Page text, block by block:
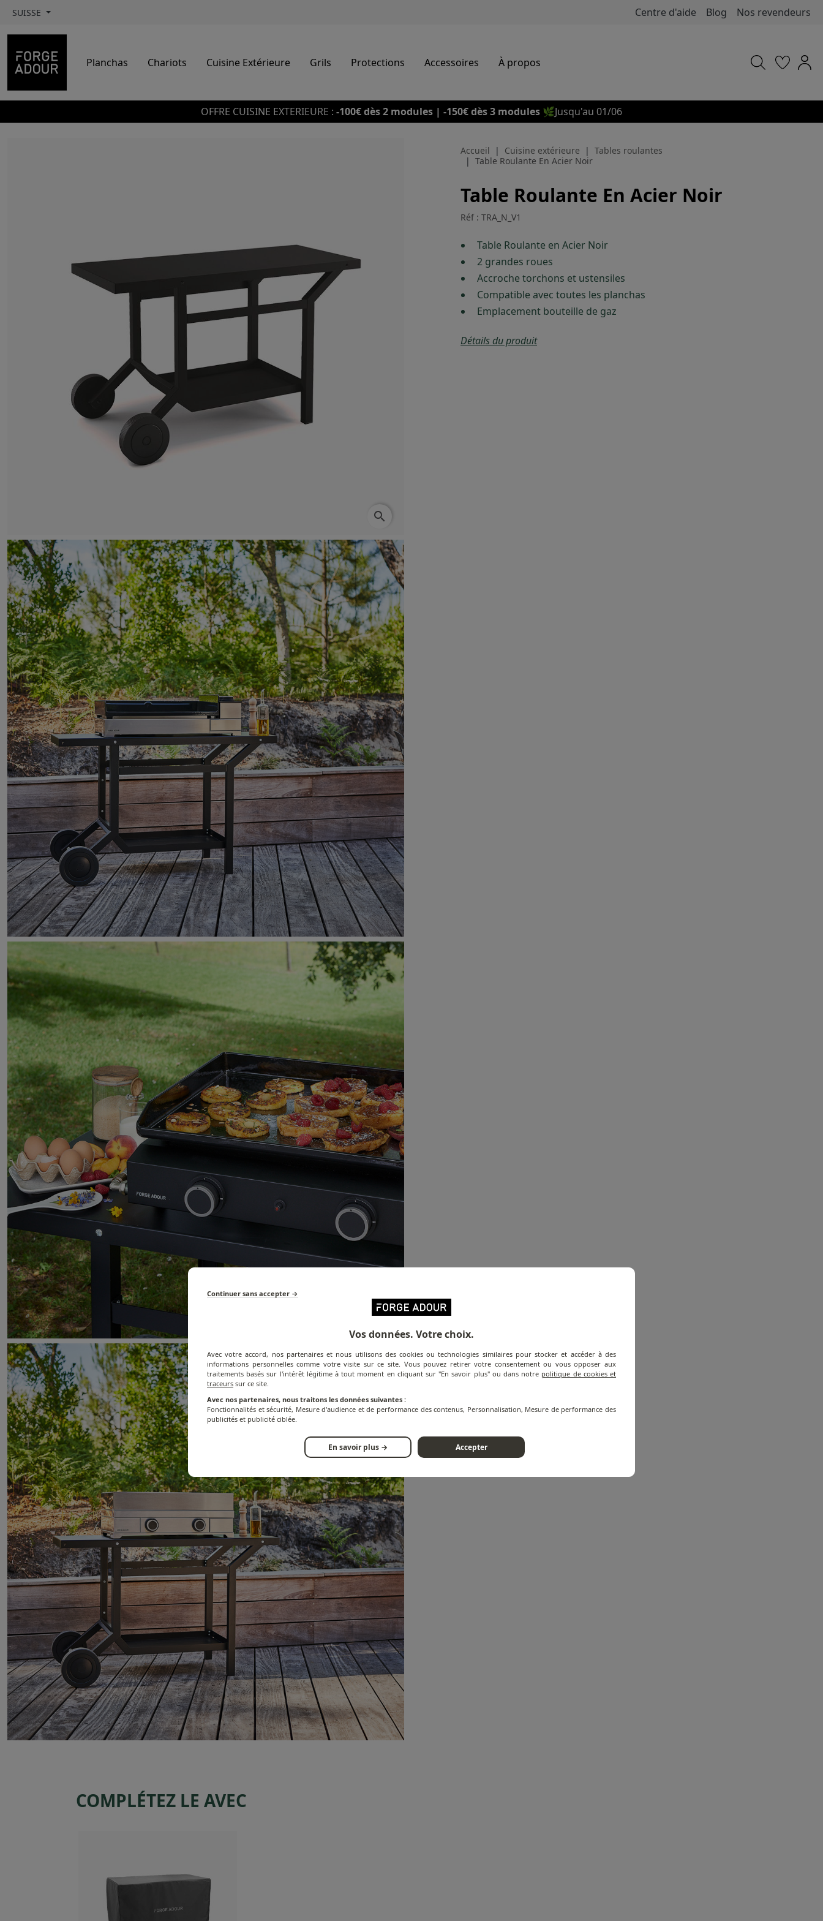
SUISSE Centre d'aide Blog Nos revendeurs
Planchas Chariots Cuisine Extérieure Grils Protections Accessoires À propos
OFFRE CUISINE EXTERIEURE : -100€ dès 2 modules | -150€ dès 3 modules 🌿Jusqu'au 01/06
search
Accueil Cuisine extérieure
Tables roulantes
Table Roulante En Acier Noir
Table Roulante En Acier Noir
Réf : TRA_N_V1
Table Roulante en Acier Noir
2 grandes roues
Accroche torchons et ustensiles
Compatible avec toutes les planchas
Emplacement bouteille de gaz
Détails du produit
COMPLÉTEZ LE AVEC
Continuer sans accepter →
Vos données. Votre choix.
Avec votre accord, nos partenaires et nous utilisons des cookies ou technologies similaires pour stocker et accéder à des
informations personnelles comme votre visite sur ce site. Vous pouvez retirer votre consentement ou vous opposer aux
traitements basés sur l'intérêt légitime à tout moment en cliquant sur "En savoir plus" ou dans notre politique de cookies et
traceurs sur ce site.
Avec nos partenaires, nous traitons les données suivantes :
Fonctionnalités et sécurité, Mesure d'audience et de performance des contenus, Personnalisation, Mesure de performance des
publicités et publicité ciblée.
En savoir plus → Accepter